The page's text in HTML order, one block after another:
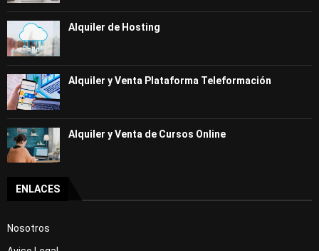
Alquiler de Hosting
Alquiler y Venta Plataforma Teleformación
Alquiler y Venta de Cursos Online
ENLACES
Nosotros